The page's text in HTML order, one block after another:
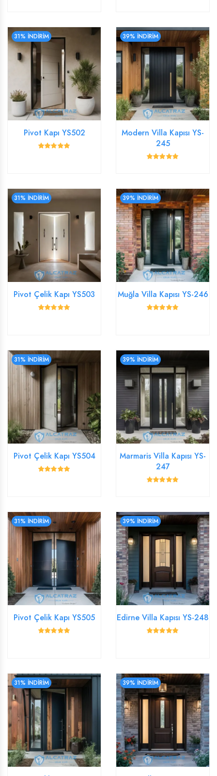
31% İNDİRİM
Pivot Kapı YS502
39% İNDİRİM
Modern Villa Kapısı YS-
245
31% İNDİRİM
Pivot Çelik Kapı YS503
39% İNDİRİM
Muğla Villa Kapısı YS-246
31% İNDİRİM
Pivot Çelik Kapı YS504
39% İNDİRİM
Marmaris Villa Kapısı YS-
247
31% İNDİRİM
Pivot Çelik Kapı YS505
39% İNDİRİM
Edirne Villa Kapısı YS-248
31% İNDİRİM 39% İNDİRİM